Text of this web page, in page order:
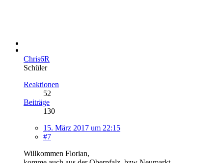
Chris6R
Schüler
Reaktionen
52
Beiträge
130
15. März 2017 um 22:15
#7
Willkommen Florian,